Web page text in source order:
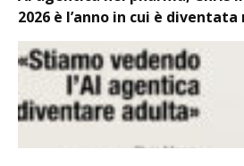
2026 è l’anno in cui è diventata